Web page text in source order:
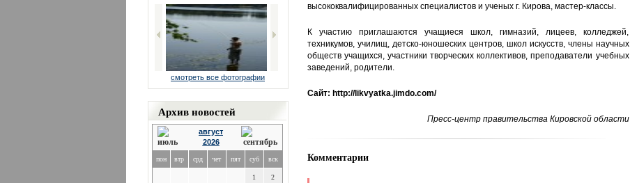
смотреть все фотографии
Архив новостей
август
2026
пон втр срд чет пят суб вск
1 2
высококвалифицированных специалистов и ученых г. Кирова, мастер-классы.
К участию приглашаются учащиеся школ, гимназий, лицеев, колледжей,
техникумов, училищ, детско-юношеских центров, школ искусств, члены научных
обществ учащихся, участники творческих коллективов, преподаватели учебных
заведений, родители.
Сайт: http://likvyatka.jimdo.com/
Пресс-центр правительства Кировской области
Комментарии